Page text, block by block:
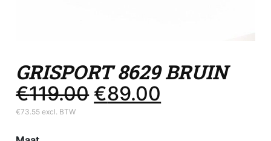
GRISPORT 8629 BRUIN
€119.00Oorspronkelijke prijs was: €119.00.
€89.00Huidige prijs is: €89.00.
€73.55 excl. BTW